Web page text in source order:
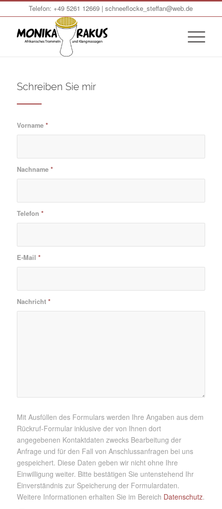
Telefon: +49 5261 12669‬ |schneeflocke_steffan@web.de
Schreiben Sie mir
Vorname *
Nachname *
Telefon *
E-Mail *
Nachricht *
Mit Ausfüllen des Formulars werden Ihre Angaben aus dem
Rückruf-Formular inklusive der von Ihnen dort
angegebenen Kontaktdaten zwecks Bearbeitung der
Anfrage und für den Fall von Anschlussanfragen bei uns
gespeichert. Diese Daten geben wir nicht ohne Ihre
Einwilligung weiter. Bitte bestätigen Sie untenstehend Ihr
Einverständnis zur Speicherung der Formulardaten.
Weitere Informationen erhalten Sie im Bereich Datenschutz.